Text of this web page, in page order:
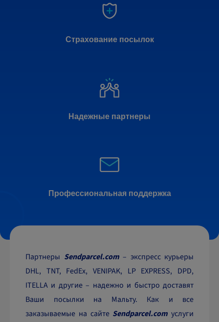
Страхование посылок
Надежные партнеры
Профессиональная поддержка
Партнеры Sendparcel.com– экспресс курьеры
DHL, TNT, FedEx, VENIPAK, LP EXPRESS, DPD,
ITELLA и другие – надежно и быстро доставят
Ваши посылки на Мальту. Как и все
заказываемые на сайте Sendparcel.com услуги